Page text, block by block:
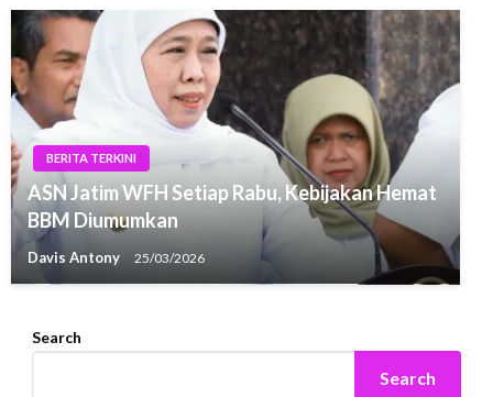
BERITA TERKINI
ASN Jatim WFH Setiap Rabu, Kebijakan Hemat
BBM Diumumkan
Davis Antony 25/03/2026
Search
Search